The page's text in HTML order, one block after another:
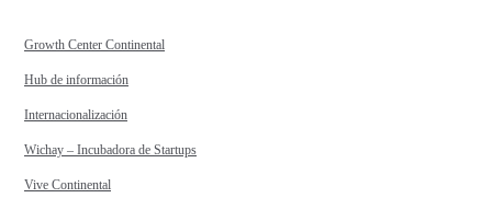
Growth Center Continental
Hub de información
Internacionalización
Wichay – Incubadora de Startups
Vive Continental